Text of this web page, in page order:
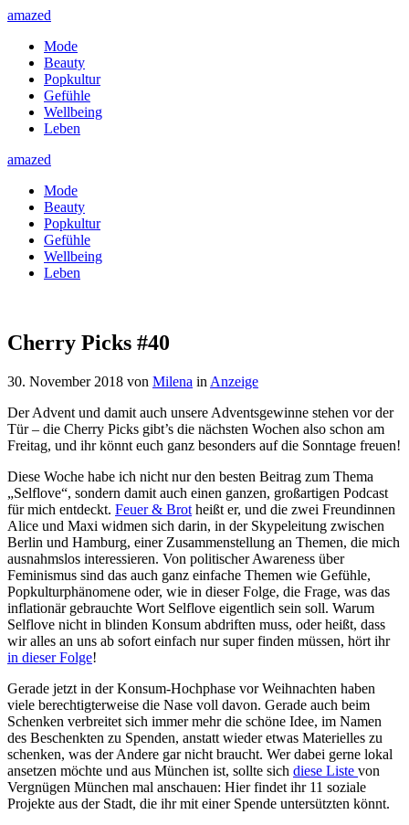
amazed
Mode
Beauty
Popkultur
Gefühle
Wellbeing
Leben
amazed
Mode
Beauty
Popkultur
Gefühle
Wellbeing
Leben
Cherry Picks #40
30. November 2018 von Milena in Anzeige
Der Advent und damit auch unsere Adventsgewinne stehen vor der
Tür – die Cherry Picks gibt’s die nächsten Wochen also schon am
Freitag, und ihr könnt euch ganz besonders auf die Sonntage freuen!
Diese Woche habe ich nicht nur den besten Beitrag zum Thema
„Selflove“, sondern damit auch einen ganzen, großartigen Podcast
für mich entdeckt. Feuer & Brot heißt er, und die zwei Freundinnen
Alice und Maxi widmen sich darin, in der Skypeleitung zwischen
Berlin und Hamburg, einer Zusammenstellung an Themen, die mich
ausnahmslos interessieren. Von politischer Awareness über
Feminismus sind das auch ganz einfache Themen wie Gefühle,
Popkulturphänomene oder, wie in dieser Folge, die Frage, was das
inflationär gebrauchte Wort Selflove eigentlich sein soll. Warum
Selflove nicht in blinden Konsum abdriften muss, oder heißt, dass
wir alles an uns ab sofort einfach nur super finden müssen, hört ihr
in dieser Folge!
Gerade jetzt in der Konsum-Hochphase vor Weihnachten haben
viele berechtigterweise die Nase voll davon. Gerade auch beim
Schenken verbreitet sich immer mehr die schöne Idee, im Namen
des Beschenkten zu Spenden, anstatt wieder etwas Materielles zu
schenken, was der Andere gar nicht braucht. Wer dabei gerne lokal
ansetzen möchte und aus München ist, sollte sich diese Liste von
Vergnügen München mal anschauen: Hier findet ihr 11 soziale
Projekte aus der Stadt, die ihr mit einer Spende untersützten könnt.